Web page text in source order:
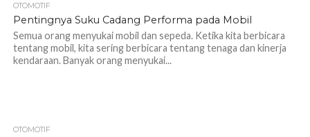
OTOMOTIF
Pentingnya Suku Cadang Performa pada Mobil
Semua orang menyukai mobil dan sepeda. Ketika kita berbicara
tentang mobil, kita sering berbicara tentang tenaga dan kinerja
kendaraan. Banyak orang menyukai...
OTOMOTIF